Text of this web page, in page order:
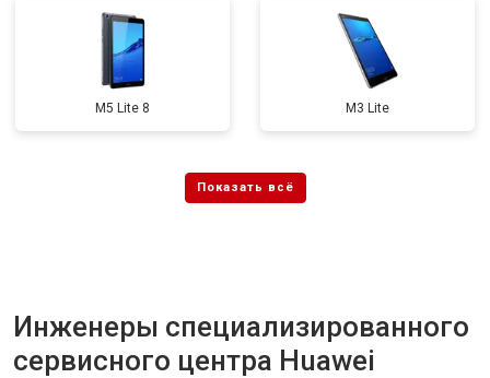
M5 Lite 8 M3 Lite
Инженеры специализированного
сервисного центра Huawei